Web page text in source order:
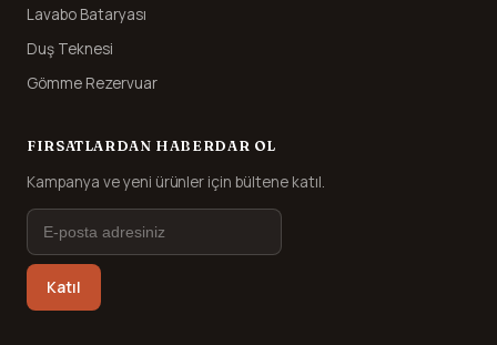
Lavabo Bataryası
Duş Teknesi
Gömme Rezervuar
FIRSATLARDAN HABERDAR OL
Kampanya ve yeni ürünler için bültene katıl.
Katıl